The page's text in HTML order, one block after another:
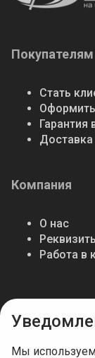
Покупателям
Стать
Гарантия
Доставка
Компания
О нас
Работа в
Мы в
Мы